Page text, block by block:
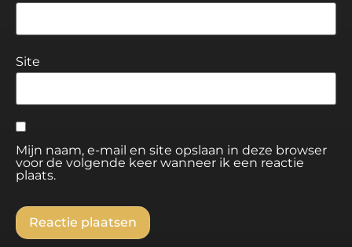
Site
Mijn naam, e-mail en site opslaan in deze browser
voor de volgende keer wanneer ik een reactie
plaats.